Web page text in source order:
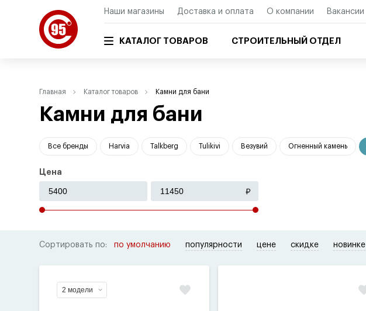
Наши магазины Доставка и оплата О компании Вакансии
КАТАЛОГ ТОВАРОВ СТРОИТЕЛЬНЫЙ ОТДЕЛ
Главная Каталог товаров Камни для бани
Камни для бани
Все бренды Harvia Talkberg Tulikivi Везувий Огненный камень
Цена
Сортировать по: по умолчанию популярности цене скидке новинке
2 модели